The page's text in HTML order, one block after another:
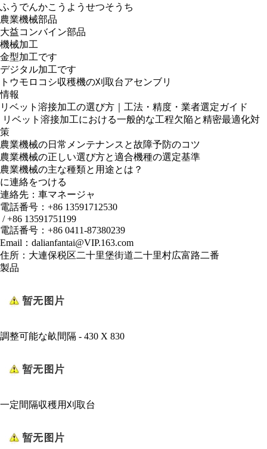
ふうでんかこうようせつそうち
農業機械部品
大益コンバイン部品
機械加工
金型加工です
デジタル加工です
トウモロコシ収穫機の刈取台アセンブリ
情報
リベット溶接加工の選び方｜工法・精度・業者選定ガイド
​ リベット溶接加工における一般的な工程欠陥と精密最適化対
策
農業機械の日常メンテナンスと故障予防のコツ
農業機械の正しい選び方と適合機種の選定基準
農業機械の主な種類と用途とは？
に連絡をつける
連絡先：車マネージャ
電話番号：+86 13591712530
/ +86 13591751199
電話番号：+86 0411-87380239
Email：dalianfantai@VIP.163.com
住所：大連保税区二十里堡街道二十里村広富路二番
製品
調整可能な畝間隔 - 430 X 830
一定間隔収穫用刈取台